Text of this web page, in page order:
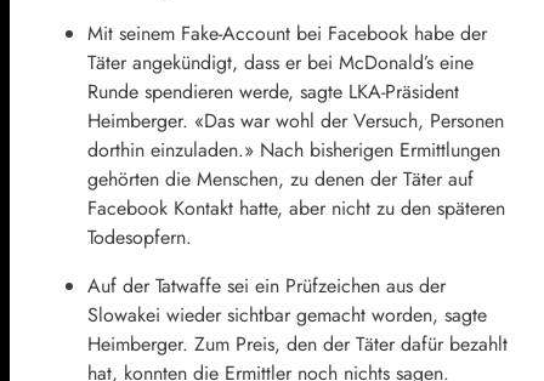
Mit seinem Fake-Account bei Facebook habe der
Täter angekündigt, dass er bei McDonald’s eine
Runde spendieren werde, sagte LKA-Präsident
Heimberger. «Das war wohl der Versuch, Personen
dorthin einzuladen.» Nach bisherigen Ermittlungen
gehörten die Menschen, zu denen der Täter auf
Facebook Kontakt hatte, aber nicht zu den späteren
Todesopfern.
Auf der Tatwaffe sei ein Prüfzeichen aus der
Slowakei wieder sichtbar gemacht worden, sagte
Heimberger. Zum Preis, den der Täter dafür bezahlt
hat, konnten die Ermittler noch nichts sagen.